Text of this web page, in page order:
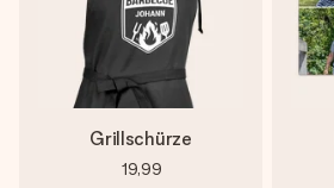
Grillschürze
19,99